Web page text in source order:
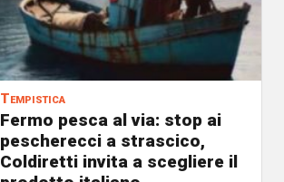
Tempistica
Fermo pesca al via: stop ai
pescherecci a strascico,
Coldiretti invita a scegliere il